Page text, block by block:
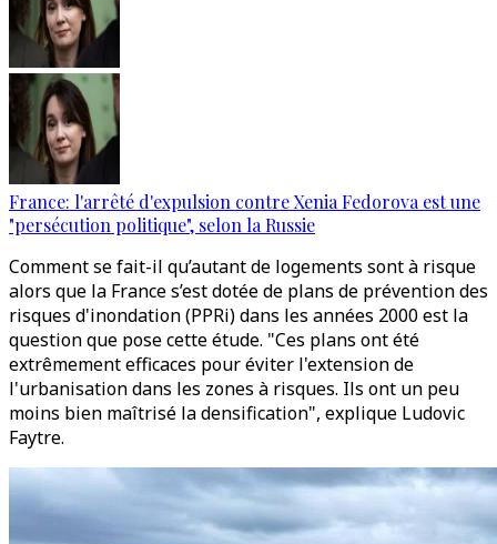
France: l'arrêté d'expulsion contre Xenia Fedorova est une
"persécution politique", selon la Russie
Comment se fait-il qu’autant de logements sont à risque
alors que la France s’est dotée de plans de prévention des
risques d'inondation (PPRi) dans les années 2000 est la
question que pose cette étude. "Ces plans ont été
extrêmement efficaces pour éviter l'extension de
l'urbanisation dans les zones à risques. Ils ont un peu
moins bien maîtrisé la densification", explique Ludovic
Faytre.